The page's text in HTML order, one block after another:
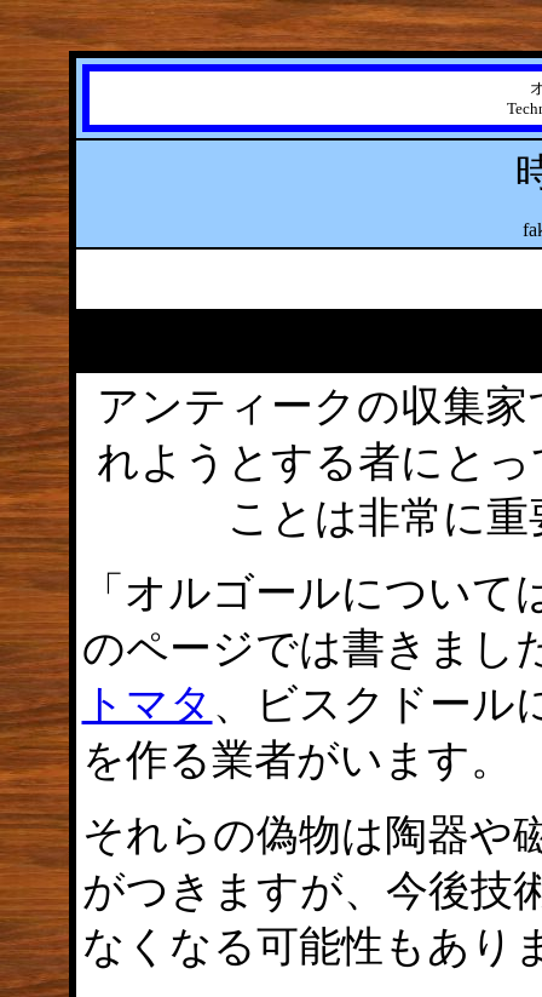
アンティークの収集
れようとする者にと
ことは非常に
「オルゴールについ
のページでは書きまし
トマタ 、ビスクドール
を作る業者がいます。
それらの偽物は陶器や
がつきますが、今後技
なくなる可能性もあり